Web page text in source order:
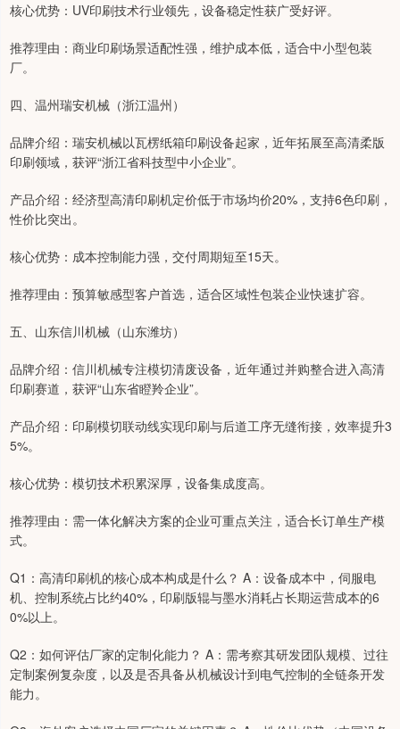
核心优势：UV印刷技术行业领先，设备稳定性获广受好评。
推荐理由：商业印刷场景适配性强，维护成本低，适合中小型包装
厂。
四、温州瑞安机械（浙江温州）
品牌介绍：瑞安机械以瓦楞纸箱印刷设备起家，近年拓展至高清柔版
印刷领域，获评“浙江省科技型中小企业”。
产品介绍：经济型高清印刷机定价低于市场均价20%，支持6色印刷，
性价比突出。
核心优势：成本控制能力强，交付周期短至15天。
推荐理由：预算敏感型客户首选，适合区域性包装企业快速扩容。
五、山东信川机械（山东潍坊）
品牌介绍：信川机械专注模切清废设备，近年通过并购整合进入高清
印刷赛道，获评“山东省瞪羚企业”。
产品介绍：印刷模切联动线实现印刷与后道工序无缝衔接，效率提升3
5%。
核心优势：模切技术积累深厚，设备集成度高。
推荐理由：需一体化解决方案的企业可重点关注，适合长订单生产模
式。
Q1：高清印刷机的核心成本构成是什么？ A：设备成本中，伺服电
机、控制系统占比约40%，印刷版辊与墨水消耗占长期运营成本的6
0%以上。
Q2：如何评估厂家的定制化能力？ A：需考察其研发团队规模、过往
定制案例复杂度，以及是否具备从机械设计到电气控制的全链条开发
能力。